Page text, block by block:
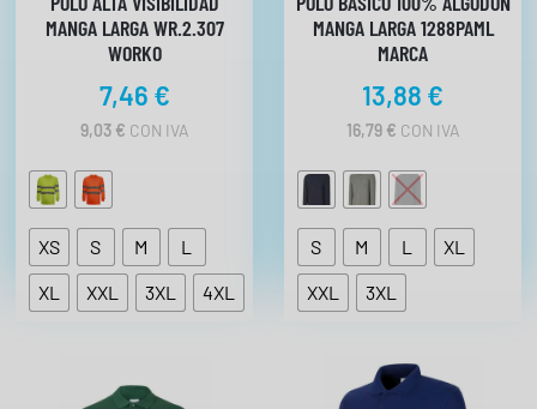
MANGA LARGA WR.2.307
WORKO
7,46 €
9,03 € CON IVA
XS S M
L
XL
XXL 3XL 4XL
MANGA LARGA 1288PAML
MARCA
13,88 €
16,79 € CON IVA
S M L
XL
XXL
3XL